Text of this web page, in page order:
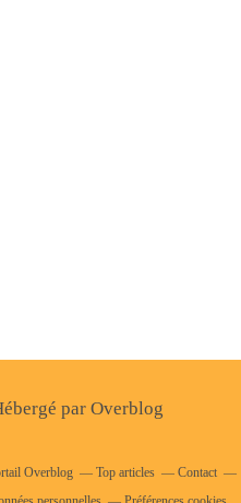
par Overblog
Overblog Top articles
Contact